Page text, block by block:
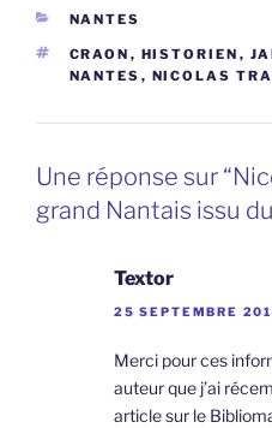
CATÉGORIES
NANTES
ÉTIQUETTES
CRAON , HISTORIEN ,
NANTES , NICOLAS
Une réponse sur
grand Nantais issu
Textor
25 SEPTEMBRE
Merci pour ces
auteur que j’ai
article sur le